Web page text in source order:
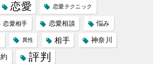
恋愛 恋愛テクニック
恋愛相手 恋愛相談 悩み
異性 相手 神奈川
評判